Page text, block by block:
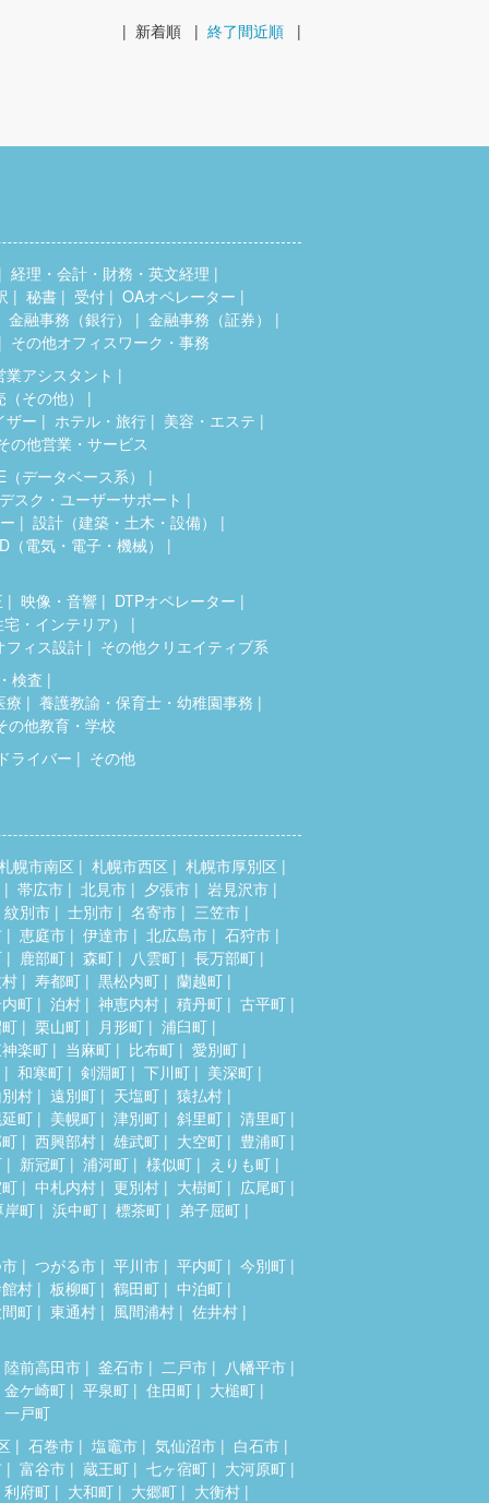
| 新着順 | 終了間近順 |
経理・会計・財務・英文経理
秘書 受付
OAオペレーター
金融事務（銀行）
金融事務（証券）
その他オフィスワーク・事務
業アシスタント
その他）
ザー
ホテル・旅行
美容・エステ
の他営業・サービス
（データベース系）
スク・ユーザーサポート
設計（建築・土木・設備）
（電気・電子・機械）
映像・音響
DTPオペレーター
・インテリア）
フィス設計
その他クリエイティブ系
検査
療
養護教諭・保育士・幼稚園事務
の他教育・学校
ライバー
その他
幌市南区 札幌市西区
札幌市厚別区
帯広市
北見市 夕張市
岩見沢市
紋別市
士別市 名寄市
三笠市
恵庭市 伊達市 北広島市
石狩市
鹿部町 森町 八雲町
長万部町
寿都町 黒松内町
蘭越町
町
泊村 神恵内村 積丹町
古平町
栗山町 月形町
浦臼町
楽町
当麻町 比布町
愛別町
和寒町
剣淵町 下川町
美深町
村
遠別町 天塩町
猿払村
町
美幌町 津別町 斜里町
清里町
西興部村 雄武町 大空町
豊浦町
新冠町 浦河町 様似町
えりも町
中札内村 更別村 大樹町
広尾町
岸町
浜中町 標茶町 弟子屈町
つがる市 平川市 平内町
今別町
村
板柳町 鶴田町
中泊町
町
東通村 風間浦村 佐井村
陸前高田市 釜石市 二戸市
八幡平市
金ケ崎町
平泉町 住田町
大槌町
一戸町
石巻市 塩竈市 気仙沼市
白石市
富谷市 蔵王町 七ヶ宿町
大河原町
利府町
大和町 大郷町 大衡村